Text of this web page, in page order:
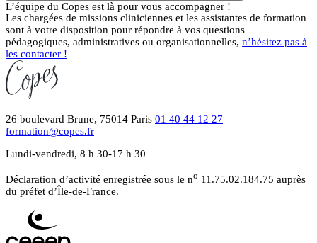
L’équipe du Copes est là pour vous accompagner !
Les chargées de missions cliniciennes et les assistantes de formation
sont à votre disposition pour répondre à vos questions
pédagogiques, administratives ou organisationnelles, n’hésitez pas à
les contacter !
26 boulevard Brune, 75014 Paris 01 40 44 12 27
formation@copes.fr
Lundi-vendredi, 8 h 30-17 h 30
Déclaration d’activité enregistrée sous le no 11.75.02.184.75 auprès
du préfet d’Île-de-France.